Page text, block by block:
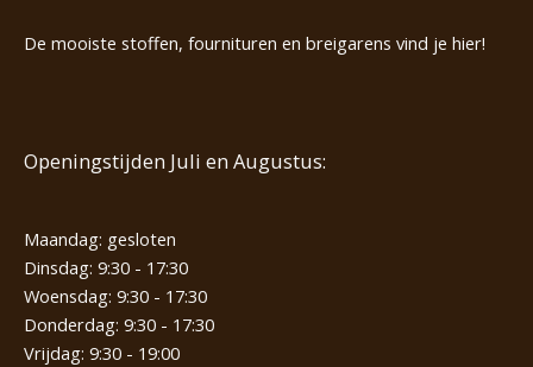
De mooiste stoffen, fournituren en breigarens vind je hier!
Openingstijden Juli en Augustus:
Maandag: gesloten
Dinsdag: 9:30 - 17:30
Woensdag: 9:30 - 17:30
Donderdag: 9:30 - 17:30
Vrijdag: 9:30 - 19:00